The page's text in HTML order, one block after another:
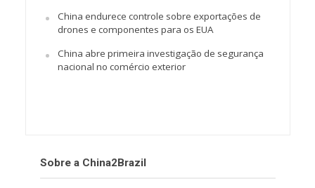
China endurece controle sobre exportações de
drones e componentes para os EUA
China abre primeira investigação de segurança
nacional no comércio exterior
Sobre a China2Brazil